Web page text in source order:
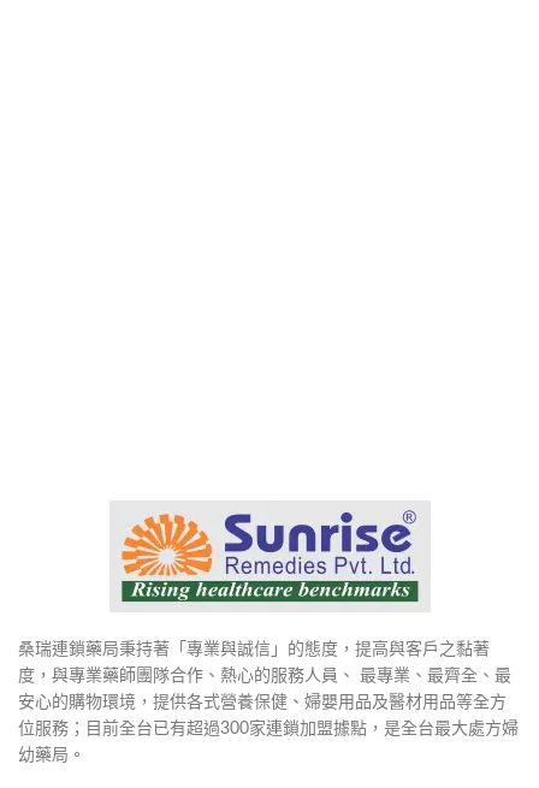
桑瑞連鎖藥局秉持著「專業與誠信」的態度，提高與客戶之黏著
度，與專業藥師團隊合作、熱心的服務人員、 最專業、最齊全、最
安心的購物環境，提供各式營養保健、婦嬰用品及醫材用品等全方
位服務；目前全台已有超過300家連鎖加盟據點，是全台最大處方婦
幼藥局。